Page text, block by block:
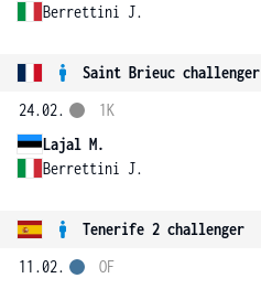
Berrettini J.
Saint Brieuc challenger
24.02.
Lajal M.
Berrettini J.
1K
Tenerife 2 challenger
11.02.
OF